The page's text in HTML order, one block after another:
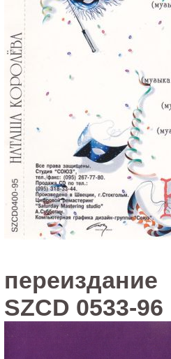
переиздание
SZCD 0533-96